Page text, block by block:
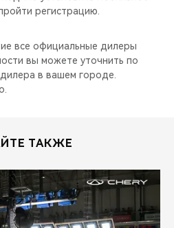
регистрацию.
все официальные дилеры
вы можете уточнить по
в вашем городе.
ТАКЖЕ